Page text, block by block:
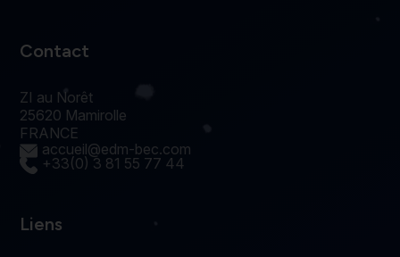
Contact
ZI au Norêt
25620 Mamirolle
FRANCE
accueil@edm-bec.com
+33(0) 3 81 55 77 44
Liens